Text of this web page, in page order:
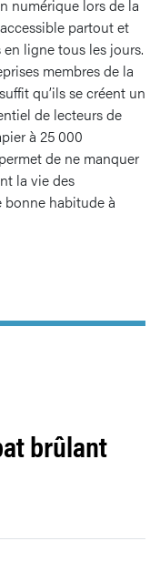
numérique lors de la
partout et
ligne tous les jours.
membres de la
qu’ils se créent un
de lecteurs de
à 25 000
de ne manquer
la vie des
bonne habitude à
brûlant